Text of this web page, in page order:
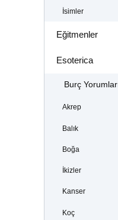
İsimler
Eğitmenler
Esoterica
Burç
Akrep
Balık
Boğa
İkizler
Kanser
Koç